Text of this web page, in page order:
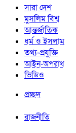
সারা দেশ
মুসলিম বিশ্ব
আন্তর্জাতিক
ধর্ম ও ইসলাম
তথ্য-প্রযুক্তি
আইন-অপরাধ
ভিডিও
প্রচ্ছদ
রাজনীতি